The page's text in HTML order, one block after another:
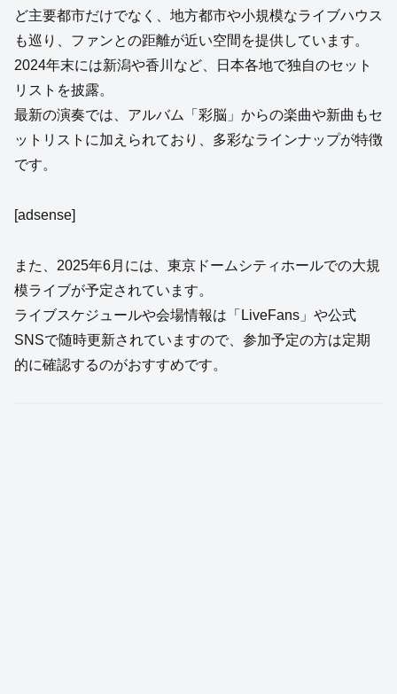
ど主要都市だけでなく、地方都市や小規模なライブハウス
も巡り、ファンとの距離が近い空間を提供しています。
2024年末には新潟や香川など、日本各地で独自のセット
リストを披露。
最新の演奏では、アルバム「彩脳」からの楽曲や新曲もセ
ットリストに加えられており、多彩なラインナップが特徴
です。
[adsense]
また、2025年6月には、東京ドームシティホールでの大規
模ライブが予定されています。
ライブスケジュールや会場情報は「LiveFans」や公式
SNSで随時更新されていますので、参加予定の方は定期
的に確認するのがおすすめです。